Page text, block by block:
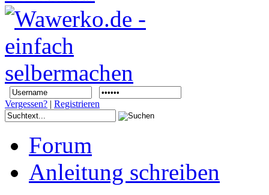
Vergessen? | Registrieren
Forum
Anleitung schreiben